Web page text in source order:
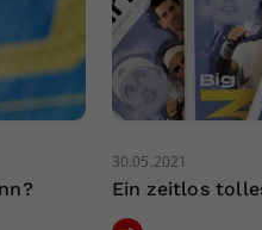
30.05.2021
Ein zeitlos